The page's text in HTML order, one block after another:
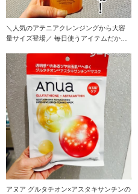
＼人気のアテニアクレンジングから大容
量サイズ登場／ 毎日使うアイテムだから
アヌア グルタチオン×アスタキサンチンの